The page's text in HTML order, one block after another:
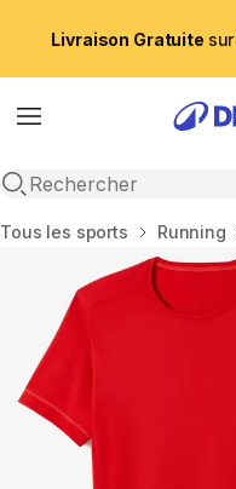
Livraison Gratuite
Menu
Recherche ouverte
Accueil
Tous les sports Running